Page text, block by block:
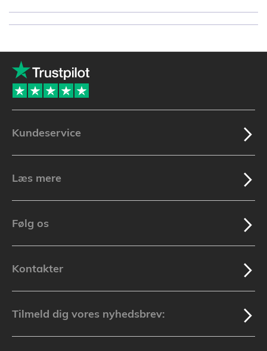
Kundeservice
Læs mere
Følg os
Kontakter
Tilmeld dig vores nyhedsbrev: